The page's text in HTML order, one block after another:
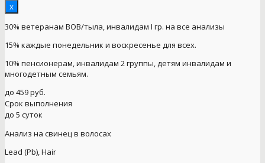
x
30% ветеранам ВОВ/тыла, инвалидам I гр. на все анализы
15% каждые понедельник и воскресенье для всех.
10% пенсионерам, инвалидам 2 группы, детям инвалидам и
многодетным семьям.
до 459 руб.
Срок выполнения
до 5 суток
Анализ на свинец в волосах
Lead (Pb), Hair